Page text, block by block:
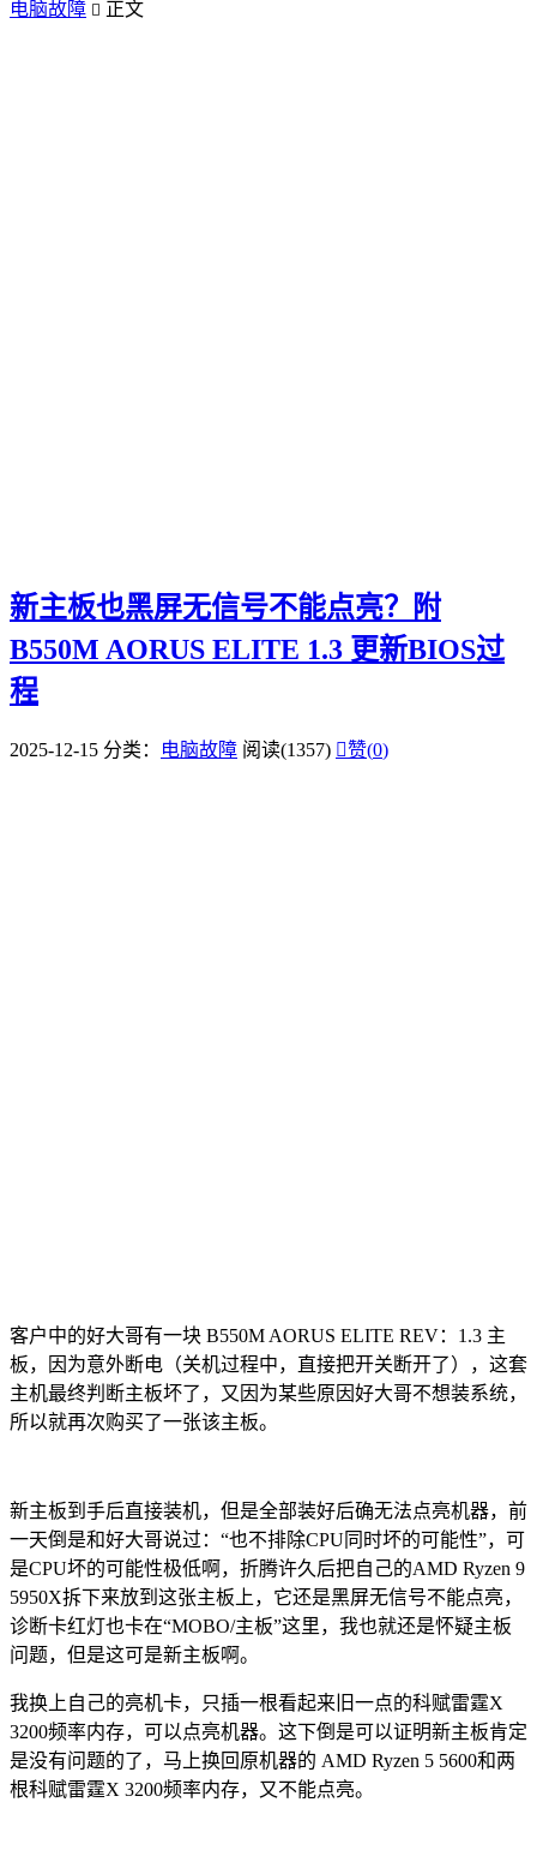
电脑故障  正文
新主板也黑屏无信号不能点亮？附
B550M AORUS ELITE 1.3 更新BIOS过
程
2025-12-15 分类： 电脑故障 阅读(1357) 赞(0)
客户中的好大哥有一块 B550M AORUS ELITE REV：1.3 主
板，因为意外断电（关机过程中，直接把开关断开了），这套
主机最终判断主板坏了，又因为某些原因好大哥不想装系统，
所以就再次购买了一张该主板。
新主板到手后直接装机，但是全部装好后确无法点亮机器，前
一天倒是和好大哥说过：“也不排除CPU同时坏的可能性”，可
是CPU坏的可能性极低啊，折腾许久后把自己的AMD Ryzen 9
5950X拆下来放到这张主板上，它还是黑屏无信号不能点亮，
诊断卡红灯也卡在“MOBO/主板”这里，我也就还是怀疑主板
问题，但是这可是新主板啊。
我换上自己的亮机卡，只插一根看起来旧一点的科赋雷霆X
3200频率内存，可以点亮机器。这下倒是可以证明新主板肯定
是没有问题的了，马上换回原机器的 ‌AMD Ryzen 5 5600‌和两
根科赋雷霆X 3200频率内存，又不能点亮。